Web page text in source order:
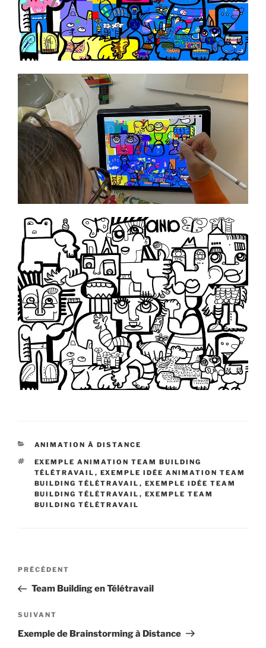
CATÉGORIES
ANIMATION À DISTANCE
ÉTIQUETTES
EXEMPLE ANIMATION TEAM BUILDING
TÉLÉTRAVAIL , EXEMPLE IDÉE ANIMATION TEAM
BUILDING TÉLÉTRAVAIL , EXEMPLE IDÉE TEAM
BUILDING TÉLÉTRAVAIL , EXEMPLE TEAM
BUILDING TÉLÉTRAVAIL
Navigation
l’article
Article
précédent
PRÉCÉDENT
Team Building en Télétravail
Article
suivant
SUIVANT
Exemple de Brainstorming à Distance